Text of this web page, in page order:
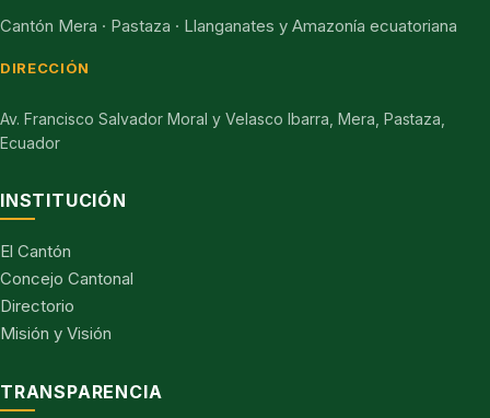
Cantón Mera · Pastaza · Llanganates y Amazonía ecuatoriana
DIRECCIÓN
Av. Francisco Salvador Moral y Velasco Ibarra, Mera, Pastaza,
Ecuador
INSTITUCIÓN
El Cantón
Concejo Cantonal
Directorio
Misión y Visión
TRANSPARENCIA